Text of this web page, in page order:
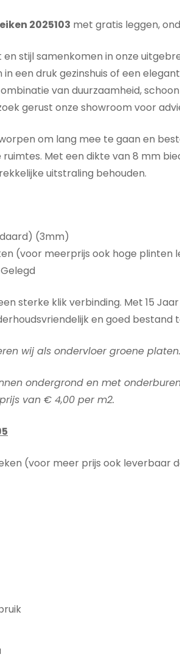
2025103 met gratis leggen,
stijl samenkomen in onze
een druk gezinshuis of een
van duurzaamheid,
gerust onze showroom voor
om lang mee te gaan en
Met een dikte van 8 mm
uitstraling behouden.
(3mm)
(voor meerprijs ook hoge plinten
sterke klik verbinding. Met 15
en goed bestand
wij als ondervloer groene platen.
ondergrond en met
van € 4,00 per m2.
(voor meer prijs ook leverbaar